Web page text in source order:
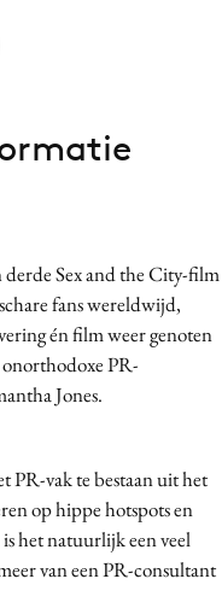
derde Sex and the City-film
fans wereldwijd,
én film weer genoten
PR-
Jones.
PR-vak te bestaan uit het
op hippe hotspots en
het natuurlijk een veel
van een PR-consultant